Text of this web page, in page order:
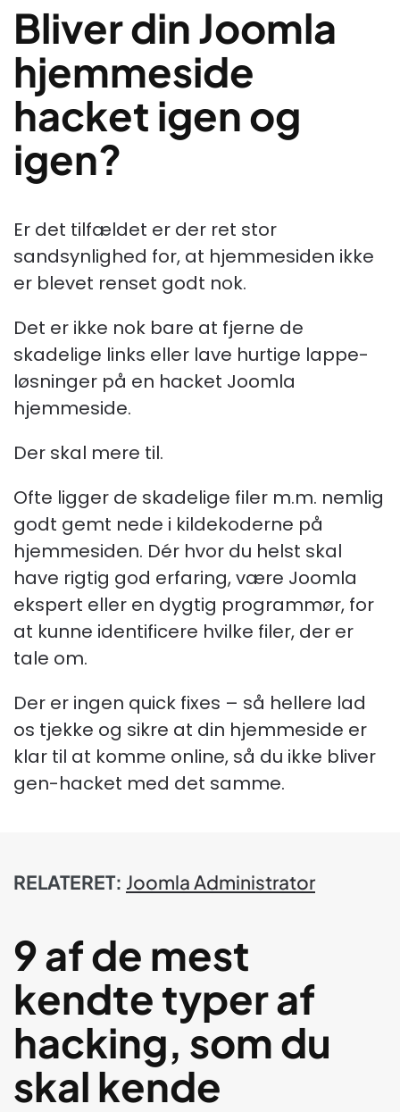
Bliver din Joomla
hjemmeside
hacket igen og
igen?
Er det tilfældet er der ret stor
sandsynlighed for, at hjemmesiden ikke
er blevet renset godt nok.
Det er ikke nok bare at fjerne de
skadelige links eller lave hurtige lappe-
løsninger på en hacket Joomla
hjemmeside.
Der skal mere til.
Ofte ligger de skadelige filer m.m. nemlig
godt gemt nede i kildekoderne på
hjemmesiden. Dér hvor du helst skal
have rigtig god erfaring, være Joomla
ekspert eller en dygtig programmør, for
at kunne identificere hvilke filer, der er
tale om.
Der er ingen quick fixes – så hellere lad
os tjekke og sikre at din hjemmeside er
klar til at komme online, så du ikke bliver
gen-hacket med det samme.
RELATERET: Joomla Administrator
9 af de mest
kendte typer af
hacking, som du
skal kende